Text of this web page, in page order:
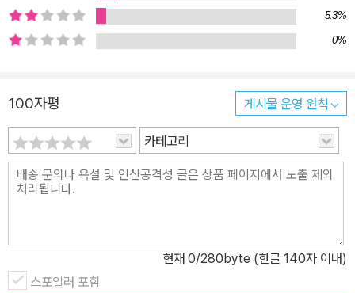
5.3%
0%
100자평 게시물 운영 원칙
카테고리
현재 0/280byte (한글 140자 이내)
스포일러 포함